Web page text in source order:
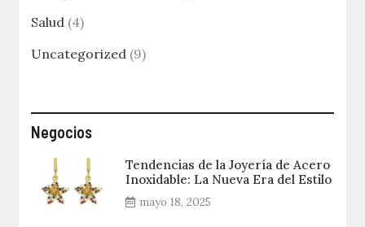
Salud (4)
Uncategorized (9)
Negocios
Tendencias de la Joyería de Acero
Inoxidable: La Nueva Era del Estilo
mayo 18, 2025